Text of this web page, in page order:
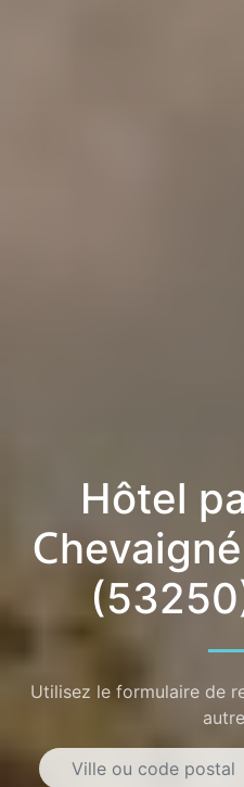
Hôtel
Utilisez le formulaire de